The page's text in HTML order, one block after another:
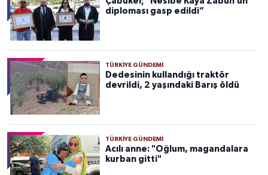
diploması gasp edildi”
TÜRKIYE GÜNDEMI
Dedesinin kullandığı traktör
devrildi, 2 yaşındaki Barış öldü
TÜRKIYE GÜNDEMI
Acılı anne: "Oğlum, magandalara
kurban gitti"